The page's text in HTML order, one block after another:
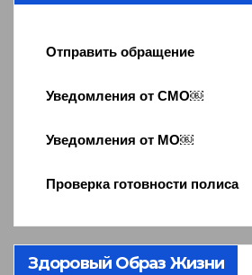
Отправить обращение
Уведомления от СМО￼
Уведомления от МО￼
Проверка готовности полиса
Здоровый Образ Жизни